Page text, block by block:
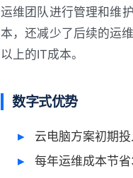
运维团队进行管理和维
本，还减少了后续的运
以上的IT成本。
数字式优势
云电脑方案初期
每年运维成本节